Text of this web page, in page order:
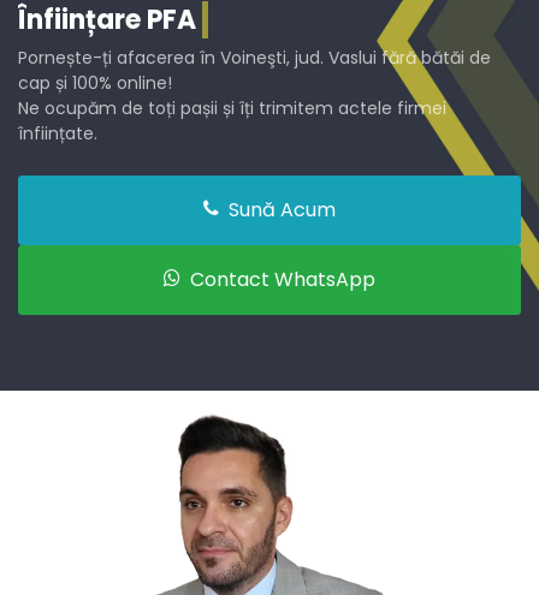
ÎnființarePFA
Pornește-ți afacerea în Voineşti, jud. Vaslui fără bătăi de
cap și 100% online!
Ne ocupăm de toți pașii și îți trimitem actele firmei
înființate.
Sună Acum
Contact WhatsApp